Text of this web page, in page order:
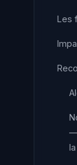
Les
—